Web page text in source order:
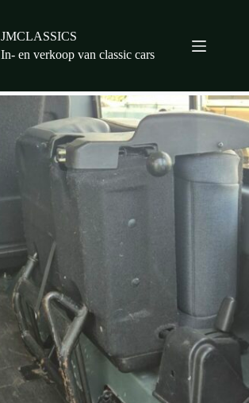
JMCLASSICS
In- en verkoop van classic cars